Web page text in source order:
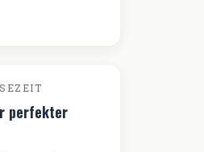
perfekter